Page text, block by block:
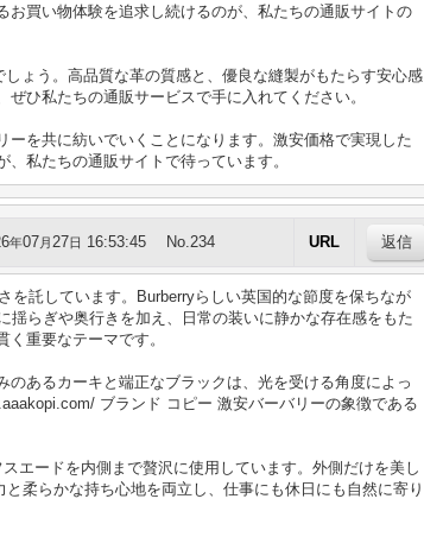
買い物体験を追求し続けるのが、私たちの通販サイトの
ょう。高品質な革の質感と、優良な縫製がもたらす安心感
ひ私たちの通販サービスで手に入れてください。
を共に紡いでいくことになります。激安価格で実現した
私たちの通販サイトで待っています。
年07月27日 16:53:45 No.234 URL
を託しています。Burberryらしい英国的な節度を保ちなが
らぎや奥行きを加え、日常の装いに静かな存在感をもた
重要なテーマです。
あるカーキと端正なブラックは、光を受ける角度によっ
ブランド コピー 激安バーバリーの象徴である
エードを内側まで贅沢に使用しています。外側だけを美し
柔らかな持ち心地を両立し、仕事にも休日にも自然に寄り